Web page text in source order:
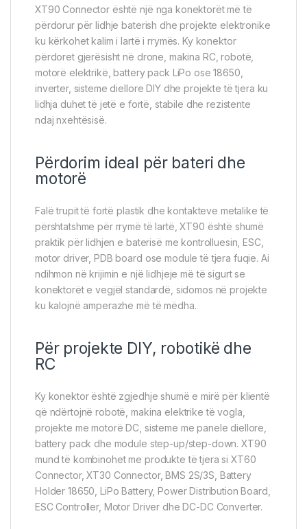
XT90 Connector është një nga konektorët më të
përdorur për lidhje baterish dhe projekte elektronike
ku kërkohet kalim i lartë i rrymës. Ky konektor
përdoret gjerësisht në drone, makina RC, robotë,
motorë elektrikë, battery pack LiPo ose 18650,
inverter, sisteme diellore DIY dhe projekte të tjera ku
lidhja duhet të jetë e fortë, stabile dhe rezistente
ndaj nxehtësisë.
Përdorim ideal për bateri dhe
motorë
Falë trupit të fortë plastik dhe kontakteve metalike të
përshtatshme për rrymë të lartë, XT90 është shumë
praktik për lidhjen e baterisë me kontrolluesin, ESC,
motor driver, PDB board ose module të tjera fuqie. Ai
ndihmon në krijimin e një lidhjeje më të sigurt se
konektorët e vegjël standardë, sidomos në projekte
ku kalojnë amperazhe më të mëdha.
Për projekte DIY, robotikë dhe
RC
Ky konektor është zgjedhje shumë e mirë për klientë
që ndërtojnë robotë, makina elektrike të vogla,
projekte me motorë DC, sisteme me panele diellore,
battery pack dhe module step-up/step-down. XT90
mund të kombinohet me produkte të tjera si XT60
Connector, XT30 Connector, BMS 2S/3S, Battery
Holder 18650, LiPo Battery, Power Distribution Board,
ESC Controller, Motor Driver dhe DC-DC Converter.